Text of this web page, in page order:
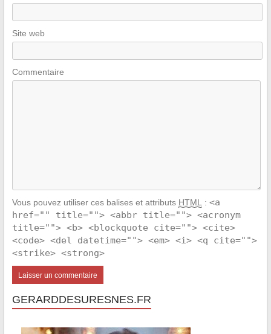
Site web
Commentaire
Vous pouvez utiliser ces balises et attributs HTML : <a
href="" title=""> <abbr title=""> <acronym
title=""> <b> <blockquote cite=""> <cite>
<code> <del datetime=""> <em> <i> <q cite="">
<strike> <strong>
GERARDDESURESNES.FR